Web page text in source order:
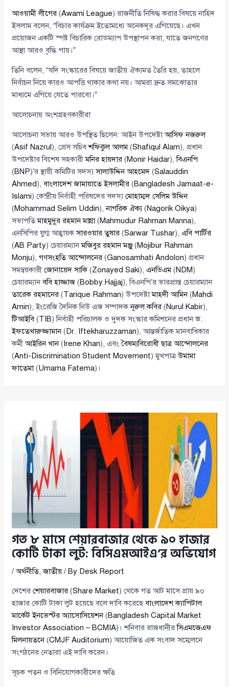
আওয়ামী লীগের (Awami League) রাজনীতি নিষিদ্ধ করার বিষয়ে নাহিদ
ইসলাম বলেন, “বিচার কার্যক্রম ইতোমধ্যে অনেকদূর এগিয়েছে। এখন
প্রয়োজন একটি স্পষ্ট বিচারিক রোডম্যাপ উপস্থাপন করা, যাতে জনগণের
আস্থা আরও বৃদ্ধি পায়।”
তিনি বলেন, “যদি সংস্কারের বিষয়ে জাতীয় ঐক্যমত তৈরি হয়, তাহলে
নির্বাচন নিয়ে কারও আপত্তি থাকার কথা নয়। আমরা দ্রুত সমঝোতার
মাধ্যমে এগিয়ে যেতে পারবো।”
আলোচনায় অংশগ্রহণকারীরা
আলোচনা সভায় আরও উপস্থিত ছিলেন: আইন উপদেষ্টাআসিফ নজরুল
(Asif Nazrul), প্রেস সচিবশফিকুল আলম(Shafiqul Alam), প্রধান
উপদেষ্টার বিশেষ সহকারীমনির হায়দার (Monir Haidar),বিএনপি
(BNP)’র স্থায়ী কমিটির সদস্যসালাউদ্দিন আহমেদ (Salauddin
Ahmed),বাংলাদেশ জামায়াতে ইসলামীর (Bangladesh Jamaat-e-
Islami) কেন্দ্রীয় নির্বাহী পরিষদের সদস্যমোহাম্মদ সেলিম উদ্দিন
(Mohammad Selim Uddin),নাগরিক ঐক্য(Nagorik Oikya)
সভাপতিমাহমুদুর রহমান মান্না(Mahmudur Rahman Manna),
এনসিপির যুগ্ম আহ্বায়কসারওয়ার তুষার (Sarwar Tushar),এবি পার্টির
(AB Party) চেয়ারম্যানমজিবুর রহমান মঞ্জু (Mojibur Rahman
Monju),গণসংহতি আন্দোলনের (Ganosamhati Andolon) প্রধান
সমন্বয়কারীজোনায়েদ সাকি(Zonayed Saki),এনডিএম(NDM)
চেয়ারম্যানববি হাজ্জাজ (Bobby Hajjaj), বিএনপি’র ভারপ্রাপ্ত চেয়ারম্যান
তারেক রহমানের (Tarique Rahman) উপদেষ্টামাহদী আমিন(Mahdi
Amin), ইংরেজি দৈনিক নিউ এজ সম্পাদকনূরুল কবির (Nurul Kabir),
টিআইবি(TIB) নির্বাহী পরিচালক ও দুদক সংস্কার কমিশনের প্রধানড.
ইফতেখারুজ্জামান(Dr. Iftekharuzzaman), আন্তর্জাতিক মানবাধিকার
কর্মীআইরিন খান(Irene Khan), এবংবৈষম্যবিরোধী ছাত্র আন্দোলনের
(Anti-Discrimination Student Movement) মুখপাত্রউমামা
ফাতেমা(Umama Fatema)।
গত ৮ মাসে শেয়ারবাজার থেকে ৯০ হাজার
কোটি টাকা লুট: বিসিএমআইএ’র অভিযোগ
/অর্থনীতি,জাতীয় / By Desk Report
দেশেরশেয়ারবাজার (Share Market) থেকে গত আট মাসে প্রায় ৯০
হাজার কোটি টাকা লুট হয়েছে বলে দাবি করেছেবাংলাদেশ ক্যাপিটাল
মার্কেট ইনভেস্টর অ্যাসোসিয়েশন(Bangladesh Capital Market
Investor Association – BCMIA)। শনিবার রাজধানীরসিএমজেএফ
মিলনায়তনে(CMJF Auditorium) আয়োজিত এক সংবাদ সম্মেলনে
সংগঠনের নেতারা এই দাবি করেন।
সূচক পতন ও বিনিয়োগকারীদের ক্ষতি